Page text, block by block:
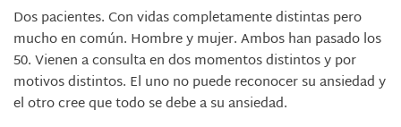
Dos pacientes. Con vidas completamente distintas pero
mucho en común. Hombre y mujer. Ambos han pasado los
50. Vienen a consulta en dos momentos distintos y por
motivos distintos. El uno no puede reconocer su ansiedad y
el otro cree que todo se debe a su ansiedad.